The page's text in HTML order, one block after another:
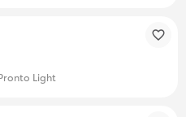
Light